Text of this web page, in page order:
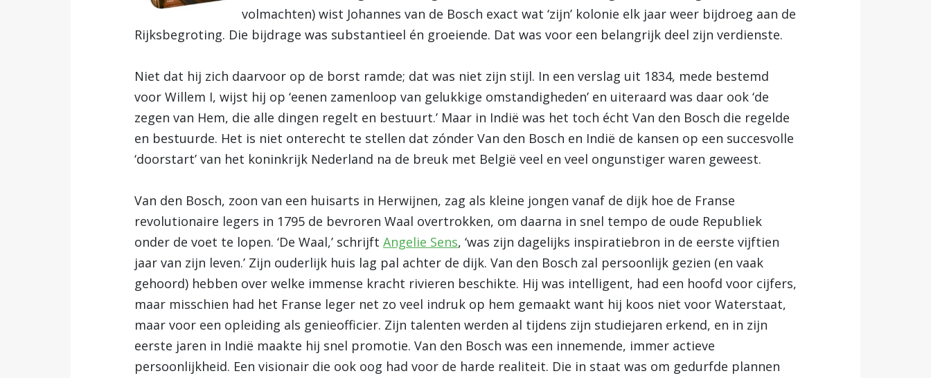
volmachten) wist Johannes van de Bosch exact wat ‘zijn’ kolonie elk jaar weer bijdroeg aan de
Rijksbegroting. Die bijdrage was substantieel én groeiende. Dat was voor een belangrijk deel zijn verdienste.
Niet dat hij zich daarvoor op de borst ramde; dat was niet zijn stijl. In een verslag uit 1834, mede bestemd
voor Willem I, wijst hij op ‘eenen zamenloop van gelukkige omstandigheden’ en uiteraard was daar ook ‘de
zegen van Hem, die alle dingen regelt en bestuurt.’ Maar in Indië was het toch écht Van den Bosch die regelde
en bestuurde. Het is niet onterecht te stellen dat zónder Van den Bosch en Indië de kansen op een succesvolle
‘doorstart’ van het koninkrijk Nederland na de breuk met België veel en veel ongunstiger waren geweest.
Van den Bosch, zoon van een huisarts in Herwijnen, zag als kleine jongen vanaf de dijk hoe de Franse
revolutionaire legers in 1795 de bevroren Waal overtrokken, om daarna in snel tempo de oude Republiek
onder de voet te lopen. ‘De Waal,’ schrijft Angelie Sens, ‘was zijn dagelijks inspiratiebron in de eerste vijftien
jaar van zijn leven.’ Zijn ouderlijk huis lag pal achter de dijk. Van den Bosch zal persoonlijk gezien (en vaak
gehoord) hebben over welke immense kracht rivieren beschikte. Hij was intelligent, had een hoofd voor cijfers,
maar misschien had het Franse leger net zo veel indruk op hem gemaakt want hij koos niet voor Waterstaat,
maar voor een opleiding als genieofficier. Zijn talenten werden al tijdens zijn studiejaren erkend, en in zijn
eerste jaren in Indië maakte hij snel promotie. Van den Bosch was een innemende, immer actieve
persoonlijkheid. Een visionair die ook oog had voor de harde realiteit. Die in staat was om gedurfde plannen